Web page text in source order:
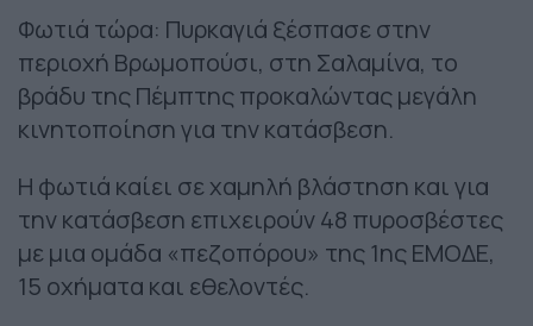
Φωτιά τώρα: Πυρκαγιά ξέσπασε στην
περιοχή Βρωμοπούσι, στη Σαλαμίνα, το
βράδυ της Πέμπτης προκαλώντας μεγάλη
κινητοποίηση για την κατάσβεση.
Η φωτιά καίει σε χαμηλή βλάστηση και για
την κατάσβεση επιχειρούν 48 πυροσβέστες
με μια ομάδα «πεζοπόρου» της 1ης ΕΜΟΔΕ,
15 οχήματα και εθελοντές.